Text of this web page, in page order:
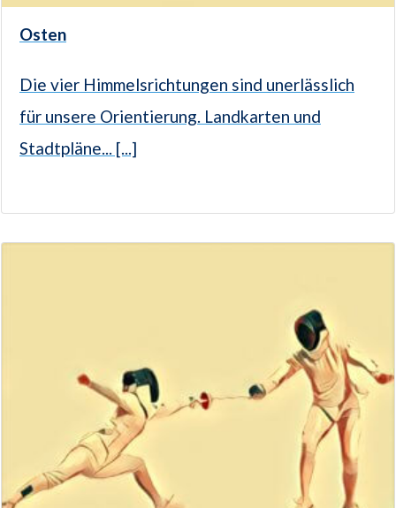
Osten
Die vier Himmelsrichtungen sind unerlässlich
für unsere Orientierung. Landkarten und
Stadtpläne... [...]